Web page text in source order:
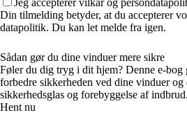
Din tilmelding betyder, at du accepterer
datapolitik. Du kan let melde fra igen.
Sådan gør du dine vinduer mere sikre
Føler du dig tryg i dit hjem? Denne e-bog
forbedre sikkerheden ved dine vinduer og
sikkerhedsglas og forebyggelse af indbrud.
Hent nu